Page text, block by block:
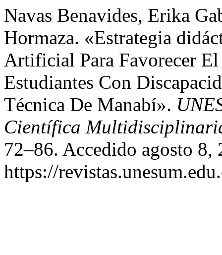
Navas Benavides, Erika
Hormaza. «Estrategia
Artificial Para Favorecer
Estudiantes Con
Técnica De Manabí».
Científica
72–86. Accedido agosto 8,
https://